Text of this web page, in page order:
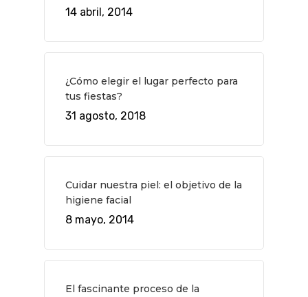
14 abril, 2014
¿Cómo elegir el lugar perfecto para
tus fiestas?
31 agosto, 2018
Cuidar nuestra piel: el objetivo de la
higiene facial
8 mayo, 2014
El fascinante proceso de la
Música
Gastro